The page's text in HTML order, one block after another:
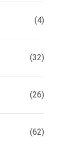
(4)
(32)
(26)
(62)